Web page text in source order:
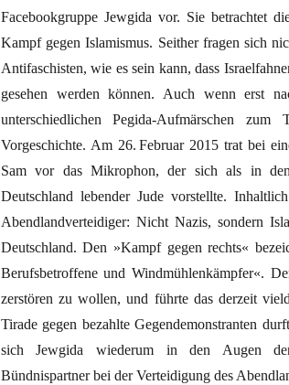
Facebookgruppe Jewgida vor. Sie betrachtet
Kampf gegen Islamismus. Seither fragen sich
Antifaschisten, wie es sein kann, dass
gesehen werden können. Auch wenn erst
unterschiedlichen Pegida-Aufmärschen
Vorgeschichte. Am 26. Februar 2015 trat bei
Sam vor das Mikrophon, der sich als in
Deutschland lebender Jude vorstellte.
Abendlandverteidiger: Nicht Nazis, sondern
Deutschland. Den »Kampf gegen rechts«
Berufsbetroffene und Windmühlenkämpfer«.
zerstören zu wollen, und führte das derzeit
Tirade gegen bezahlte Gegendemonstranten
sich Jew­gida wiederum in den Augen der
Bündnispartner bei der Verteidigung des